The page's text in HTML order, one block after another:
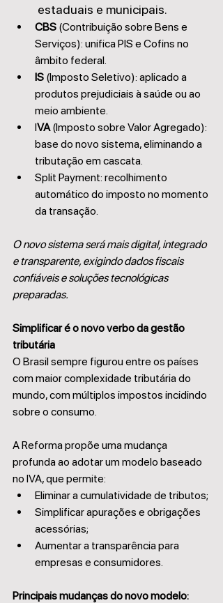
estaduais e municipais.
CBS (Contribuição sobre Bens e
Serviços): unifica PIS e Cofins no
âmbito federal.
IS (Imposto Seletivo): aplicado a
produtos prejudiciais à saúde ou ao
meio ambiente.
IVA (Imposto sobre Valor Agregado):
base do novo sistema, eliminando a
tributação em cascata.
Split Payment: recolhimento
automático do imposto no momento
da transação.
O novo sistema será mais digital, integrado
e transparente, exigindo dados fiscais
confiáveis e soluções tecnológicas
preparadas.
Simplificar é o novo verbo da gestão
tributária
O Brasil sempre figurou entre os países
com maior complexidade tributária do
mundo, com múltiplos impostos incidindo
sobre o consumo.
A Reforma propõe uma mudança
profunda ao adotar um modelo baseado
no IVA, que permite:
Eliminar a cumulatividade de tributos;
Simplificar apurações e obrigações
acessórias;
Aumentar a transparência para
empresas e consumidores.
Principais mudanças do novo modelo: